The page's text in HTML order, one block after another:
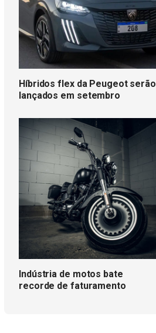
Híbridos flex da Peugeot serão
lançados em setembro
Indústria de motos bate
recorde de faturamento